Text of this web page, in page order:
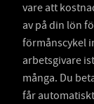
vare att
av på din lön
förmånscykel
arbetsgivare
många. Du
får